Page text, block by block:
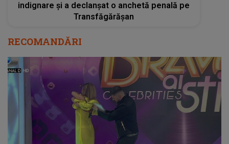
indignare și a declanșat o anchetă penală pe
Transfăgărășan
RECOMANDĂRI